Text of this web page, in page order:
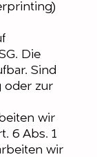
Die
Sind
oder zur
wir
6 Abs. 1
wir